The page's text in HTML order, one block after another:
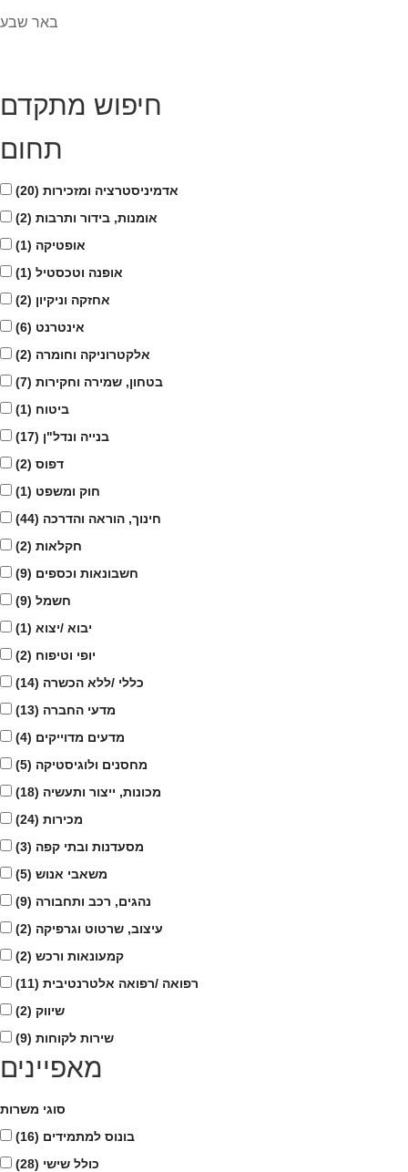
באר שבע
חיפוש מתקדם
תחום
אדמיניסטרציה ומזכירות (20)
אומנות, בידור ותרבות (2)
אופטיקה (1)
אופנה וטכסטיל (1)
אחזקה וניקיון (2)
אינטרנט (6)
אלקטרוניקה וחומרה (2)
בטחון, שמירה וחקירות (7)
ביטוח (1)
בנייה ונדל"ן (17)
דפוס (2)
חוק ומשפט (1)
חינוך, הוראה והדרכה (44)
חקלאות (2)
חשבונאות וכספים (9)
חשמל (9)
יבוא /יצוא (1)
יופי וטיפוח (2)
כללי /ללא הכשרה (14)
מדעי החברה (13)
מדעים מדוייקים (4)
מחסנים ולוגיסטיקה (5)
מכונות, ייצור ותעשיה (18)
מכירות (24)
מסעדנות ובתי קפה (3)
משאבי אנוש (5)
נהגים, רכב ותחבורה (9)
עיצוב, שרטוט וגרפיקה (2)
קמעונאות ורכש (2)
רפואה /רפואה אלטרנטיבית (11)
שיווק (2)
שירות לקוחות (9)
מאפיינים
סוגי משרות
בונוס למתמידים (16)
כולל שישי (28)